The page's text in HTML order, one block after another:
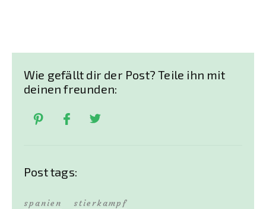
Wie gefällt dir der Post? Teile ihn mit
deinen freunden:
Post tags:
spanien stierkampf